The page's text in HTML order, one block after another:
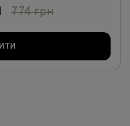
774 грн